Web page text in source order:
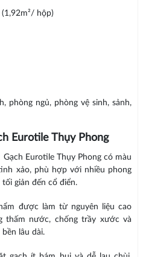
hộp)
phòng ngủ, phòng vệ sinh, sảnh,
Eurotile Thụy Phong
Gạch Eurotile Thụy Phong có màu
xảo, phù hợp với nhiều phong
giản đến cổ điển.
được làm từ nguyên liệu cao
thấm nước, chống trầy xước và
lâu dài.